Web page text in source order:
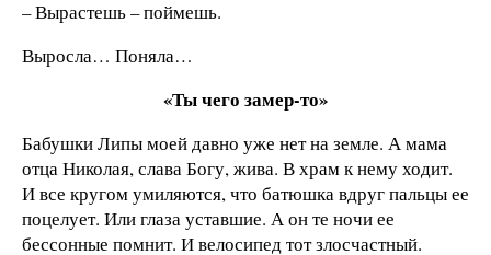
– Вырастешь – поймешь.
Выросла… Поняла…
«Ты чего замер-то»
Бабушки Липы моей давно уже нет на земле. А мама
отца Николая, слава Богу, жива. В храм к нему ходит.
И все кругом умиляются, что батюшка вдруг пальцы ее
поцелует. Или глаза уставшие. А он те ночи ее
бессонные помнит. И велосипед тот злосчастный.